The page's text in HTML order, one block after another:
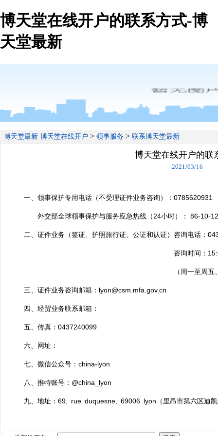
博天堂在线开户的联系方式-博
天堂最新
博天堂最新-博天堂在线开户 > 领事服务 > 联系博天堂最新
博天堂在线开户的联
2021/03/16
一、 领事保护专用电话 （不受理证件业务咨询）： 0785620931
外交部全球领事保护与服务应急热线（24小时）： 86-10-
二、 证件业务 （签证、护照旅行证、公证和认证） 咨询电话 ：
咨询时间： 15:
（周一至周五、节假日
三、证件业务咨询邮箱： lyon@csm.mfa.gov.cn
四 经贸业务联系邮箱：
五 传真： 0437240099
六 网址：
七 微信公众号： china-lyon
八 推特账号： @china_lyon
九、地址：69, rue duquesne, 69006 lyon（里昂市第六区迪凯